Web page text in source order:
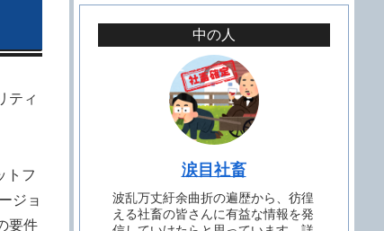
ティ
トフ
ジョ
要件
中の人
涙目社畜
波乱万丈紆余曲折の遍歴から、彷徨
える社畜の皆さんに有益な情報を発